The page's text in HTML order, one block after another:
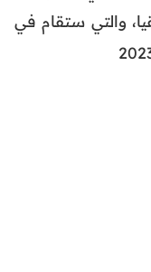
والتي ستقام في